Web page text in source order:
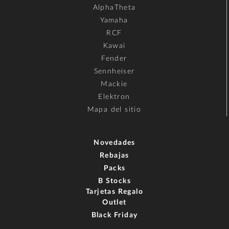
AlphaTheta
Yamaha
RCF
Kawai
Fender
Sennheiser
Mackie
Elektron
Mapa del sitio
Novedades
Rebajas
Packs
B Stocks
Tarjetas Regalo
Outlet
Black Friday